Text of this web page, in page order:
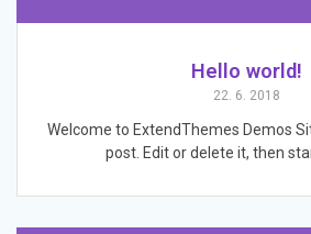
Hello world!
22. 6. 2018
Welcome to ExtendThemes Demos
post. Edit or delete it, then